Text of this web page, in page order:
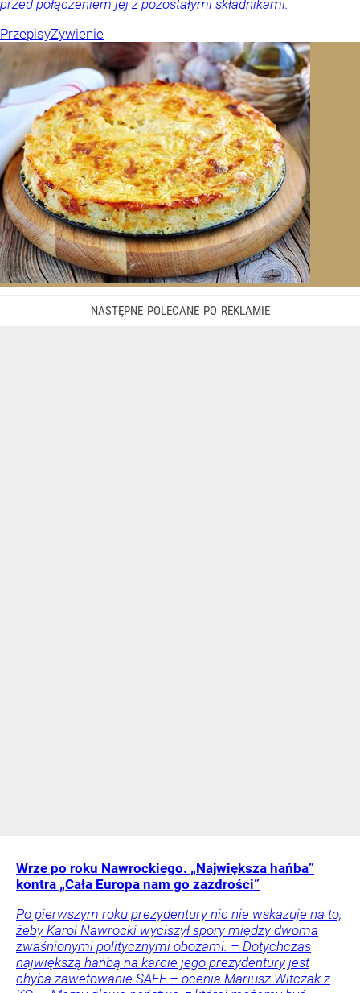
przed połączeniem jej z pozostałymi składnikami.
PrzepisyŻywienie
Wrze po roku Nawrockiego. „Największa hańba”
kontra „Cała Europa nam go zazdrości”
Po pierwszym roku prezydentury nic nie wskazuje na to,
żeby Karol Nawrocki wyciszył spory między dwoma
zwaśnionymi politycznymi obozami. – Dotychczas
największą hańbą na karcie jego prezydentury jest
chyba zawetowanie SAFE – ocenia Mariusz Witczak z